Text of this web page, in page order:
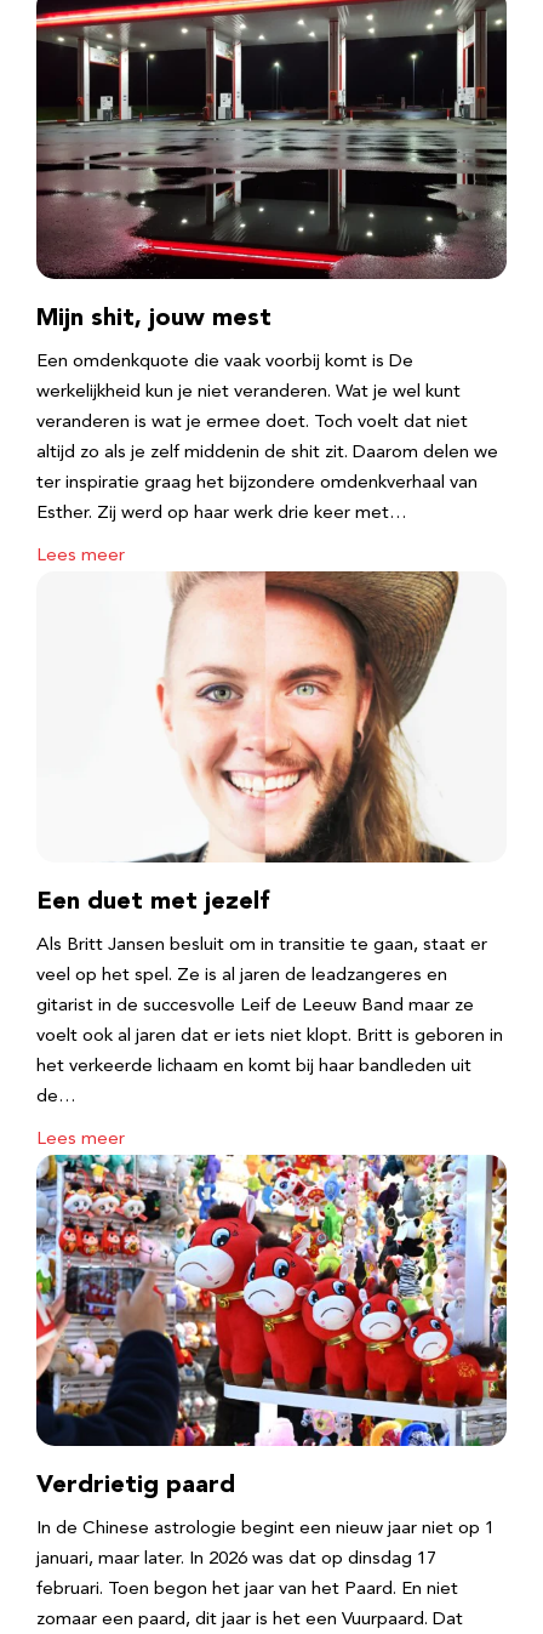
Mijn shit, jouw mest
Een omdenkquote die vaak voorbij komt is De
werkelijkheid kun je niet veranderen. Wat je wel kunt
veranderen is wat je ermee doet. Toch voelt dat niet
altijd zo als je zelf middenin de shit zit. Daarom delen we
ter inspiratie graag het bijzondere omdenkverhaal van
Esther. Zij werd op haar werk drie keer met…
Lees meer
Een duet met jezelf
Als Britt Jansen besluit om in transitie te gaan, staat er
veel op het spel. Ze is al jaren de leadzangeres en
gitarist in de succesvolle Leif de Leeuw Band maar ze
voelt ook al jaren dat er iets niet klopt. Britt is geboren in
het verkeerde lichaam en komt bij haar bandleden uit
de…
Lees meer
Verdrietig paard
In de Chinese astrologie begint een nieuw jaar niet op 1
januari, maar later. In 2026 was dat op dinsdag 17
februari. Toen begon het jaar van het Paard. En niet
zomaar een paard, dit jaar is het een Vuurpaard. Dat